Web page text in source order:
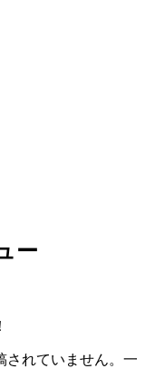
ー
されていません。一